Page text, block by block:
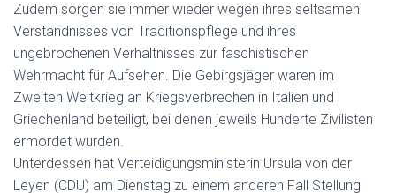
Zudem sorgen sie immer wieder wegen ihres seltsamen
Verständnisses von Traditionspflege und ihres
ungebrochenen Verhältnisses zur faschistischen
Wehrmacht für Aufsehen. Die Gebirgsjäger waren im
Zweiten Weltkrieg an Kriegsverbrechen in Italien und
Griechenland beteiligt, bei denen jeweils Hunderte Zivilisten
ermordet wurden.
Unterdessen hat Verteidigungsministerin Ursula von der
Leyen (CDU) am Dienstag zu einem anderen Fall Stellung